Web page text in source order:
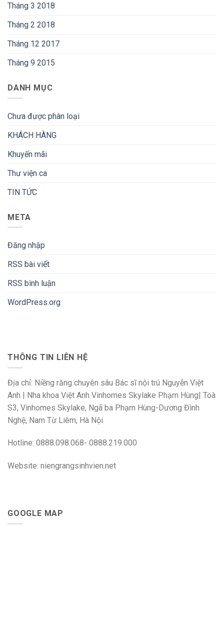
Tháng 3 2018
Tháng 2 2018
Tháng 12 2017
Tháng 9 2015
DANH MỤC
Chưa được phân loại
KHÁCH HÀNG
Khuyến mãi
Thư viện ca
TIN TỨC
META
Đăng nhập
RSS bài viết
RSS bình luận
WordPress.org
THÔNG TIN LIÊN HỆ
Địa chỉ: Niềng răng chuyên sâu Bác sĩ nội trú Nguyễn Việt
Anh | Nha khoa Việt Anh Vinhomes Skylake Phạm Hùng| Toà
S3, Vinhomes Skylake, Ngã ba Phạm Hùng-Dương Đình
Nghệ, Nam Từ Liêm, Hà Nội
Hotline: 0888.098.068- 0888.219.000
Website: niengrangsinhvien.net
GOOGLE MAP